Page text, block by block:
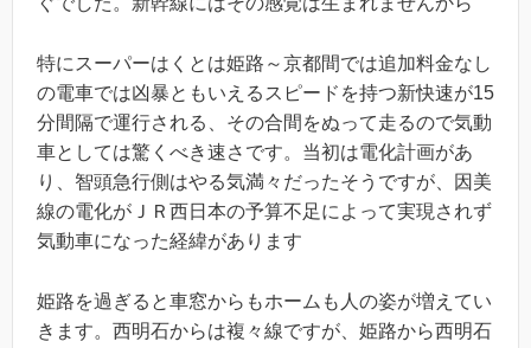
特にスーパーはくとは姫路～京都間では追加料金なし
の電車では凶暴ともいえるスピードを持つ新快速が15
分間隔で運行される、その合間をぬって走るので気動
車としては驚くべき速さです。当初は電化計画があ
り、智頭急行側はやる気満々だったそうですが、因美
線の電化がＪＲ西日本の予算不足によって実現されず
気動車になった経緯があります
姫路を過ぎると車窓からもホームも人の姿が増えてい
きます。西明石からは複々線ですが、姫路から西明石